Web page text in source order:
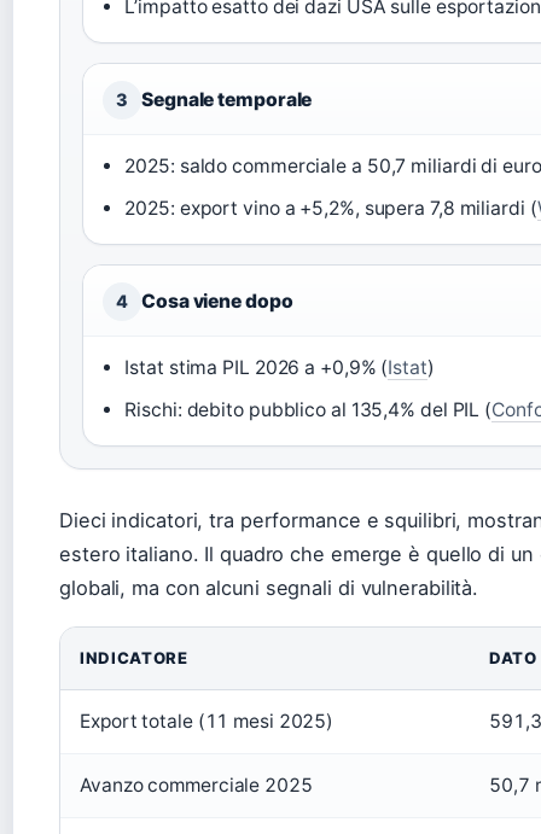
L’impatto esatto dei dazi USA sulle
3 Segnale temporale
2025: saldo commerciale a 50,7 miliardi di
2025: export vino a +5,2%, supera 7,8 miliardi (
4 Cosa viene dopo
Istat stima PIL 2026 a +0,9% (Istat)
Rischi: debito pubblico al 135,4% del PIL (
Dieci indicatori, tra performance e squilibri,
estero italiano. Il quadro che emerge è quello di
globali, ma con alcuni segnali di vulnerabilità.
INDICATORE DATO
Export totale (11 mesi 2025)
Avanzo commerciale 2025 50,7